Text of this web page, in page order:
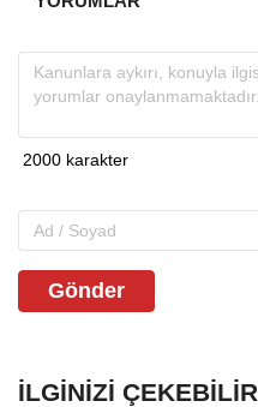
Gönder
İLGINIZI ÇEKEBILIR